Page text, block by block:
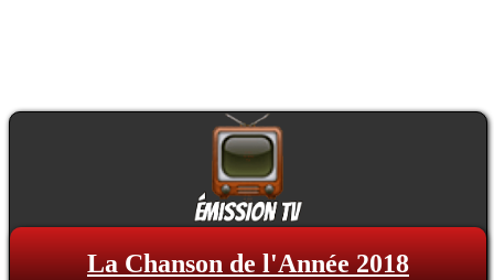
La Chanson de l'Année 2018